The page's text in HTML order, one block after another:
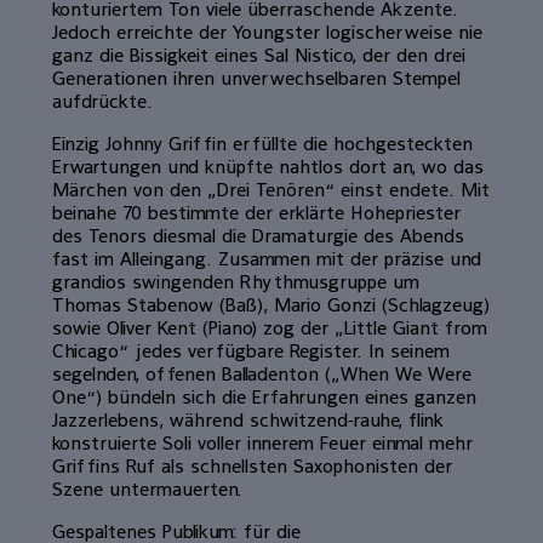
konturiertem Ton viele überraschende Akzente.
Jedoch erreichte der Youngster logischerweise nie
ganz die Bissigkeit eines Sal Nistico, der den drei
Generationen ihren unverwechselbaren Stempel
aufdrückte.
Einzig Johnny Griffin erfüllte die hochgesteckten
Erwartungen und knüpfte nahtlos dort an, wo das
Märchen von den „Drei Tenören“ einst endete. Mit
beinahe 70 bestimmte der erklärte Hohepriester
des Tenors diesmal die Dramaturgie des Abends
fast im Alleingang. Zusammen mit der präzise und
grandios swingenden Rhythmusgruppe um
Thomas Stabenow (Baß), Mario Gonzi (Schlagzeug)
sowie Oliver Kent (Piano) zog der „Little Giant from
Chicago“ jedes verfügbare Register. In seinem
segelnden, offenen Balladenton („When We Were
One“) bündeln sich die Erfahrungen eines ganzen
Jazzerlebens, während schwitzend-rauhe, flink
konstruierte Soli voller innerem Feuer einmal mehr
Griffins Ruf als schnellsten Saxophonisten der
Szene untermauerten.
Gespaltenes Publikum: für die